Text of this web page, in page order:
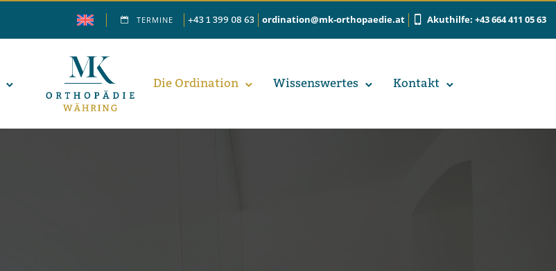
TERMINE +43 1 399 08 63 ordination@mk-orthopaedie.at Akuthilfe: +43 664 411 05 63
Die Ordi­na­ti­on Wis­sens­wer­tes Kon­takt